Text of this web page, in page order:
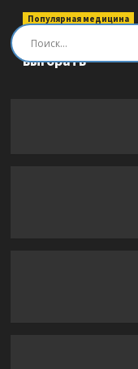
этике
мудрости
Популярная медицина
Быть врачом.
выгорать